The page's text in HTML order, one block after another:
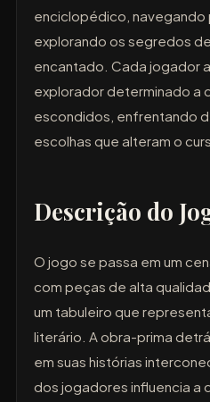
enciclopédico, navegando
explorando os segredos
encantado. Cada jogador
explorador determinado a
escondidos, enfrentando
escolhas que alteram o
Descrição do
O jogo se passa em um
com peças de alta
um tabuleiro que
literário. A obra-prima
em suas histórias
dos jogadores influencia a